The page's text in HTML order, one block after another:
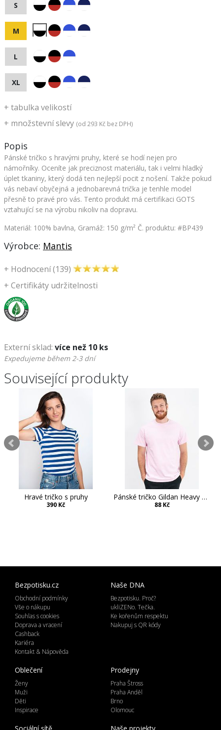
+ množstevní slevy (od 293 Kč bez DPH)
Externí sklad: více než 10 ks
Expedujeme během 2-3 dní
S
M
L
XL
+ tabulka velikostí
+ Certifikáty udržitelnosti
Popis
Pánské tričko s hravými pruhy, které se hodí nejen pro
námořníky. Oceníte jak preciznost materiálu, tak i velmi hladký
úplet tkaniny, který dodá ten nejlepší pocit z nošení. Takže pokud
vás nebaví obyčejná a jednobarevná trička je tenhle model
přesně to pravé pro vás. Tento produkt má certifikaci GOTS
vztahující se na výrobu nikoliv na dopravu.
Materiál: 100% bavlna, Gramáž: 150 g/m² Č. produktu: #BP439
Výrobce: Mantis
+ Hodnocení (139)
Související produkty
Hravé tričko s pruhy
390 Kč
Pánské tričko Gildan Heavy Cotton
88 Kč
Bezpotisku.cz
Obchodní podmínky
Vše o nákupu
Souhlas s cookies
Doprava a vracení
Cashback
Kariéra
Kontakt & Nápověda
Naše DNA
Bezpotisku. Proč?
ukliZENo. Tečka.
Ke kořenům respektu
Nakupuj s QR kódy
Oblečení
Ženy
Muži
Děti
Inspirace
Prodejny
Praha Štross
Praha Anděl
Brno
Olomouc